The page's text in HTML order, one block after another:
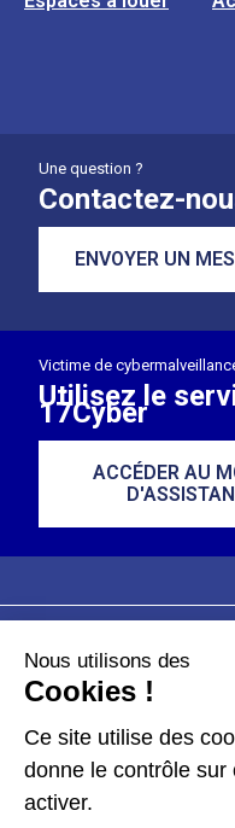
Une question ?
Contactez-
ENVOYER UN
Victime de
Utilisez le
17Cyber
ACCÉDER AU
Plan du site
Données
Gérer les cookies
Nous utilisons des
Cookies !
Ce site utilise des
donne le contrôle
activer.